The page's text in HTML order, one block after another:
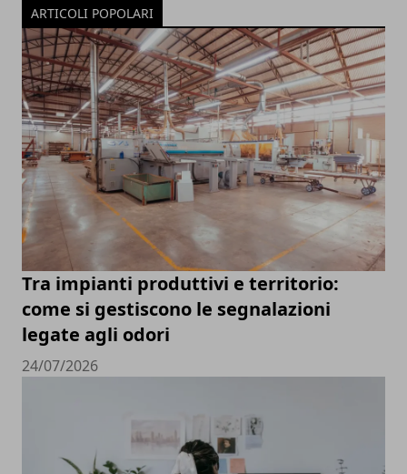
ARTICOLI POPOLARI
Tra impianti produttivi e territorio:
come si gestiscono le segnalazioni
legate agli odori
24/07/2026